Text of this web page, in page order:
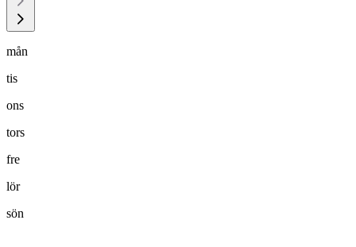
mån
tis
ons
tors
fre
lör
sön